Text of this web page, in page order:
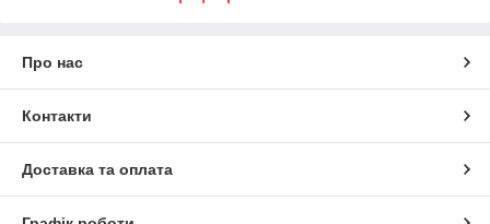
Про нас
Контакти
Доставка та оплата